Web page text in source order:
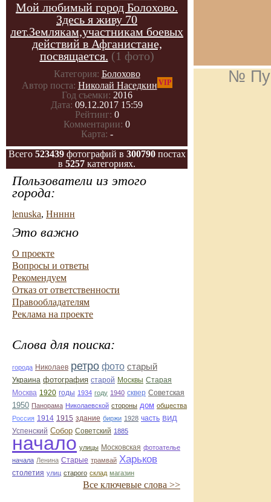
Мой любимый город Болохово.
Здесь я живу 70
лет.Землякам,участникам боевых
действий в Афганистане,
посвящается. (1 фото)
Категория: Болохово
Автор поста: Николай Наседкин VIP
Год съемки: 2016
Дата: 09.12.2017 15:59
Рейтинг: 0
Комментарии: 0
Карта: -
Всего 523439фотографий в 300790постах
в 5257 категориях.
Пользователи из этого
города:
lenuska, Ннннн
Это важно
О проекте
Вопросы и ответы
Рекомендуем
Отказ от ответственности
Правообладателям
Реклама на проекте
Слова для поиска:
города Николаев ретро фото старый
Украина фотография старой Москвы Старая
Москва 1920 годы 1934 году 1940 сквер Советская
1950 Панорама Николаевской стороны дом общества
Россия 1914 1915 здание биржи 1928 часть вид
Успенский Собор Советский 1885
начало улицы Московская фотоателье
начала Ленина Старые трамвай Харьков
столетия улиц старого склад магазин
Все ключевые слова >>
№